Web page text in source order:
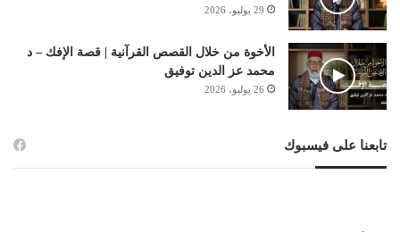
29 يوليو، 2026
الأخوة من خلال القصص القرآنية | قصة الإفك – د
محمد عز الدين توفيق
26 يوليو، 2026
تابعنا على فيسبوك